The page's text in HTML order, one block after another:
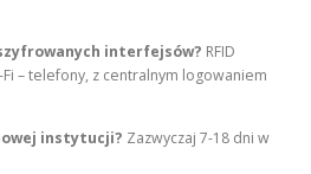
interfejsów? RFID
– telefony, z centralnym logowaniem
instytucji? Zazwyczaj 7-18 dni w